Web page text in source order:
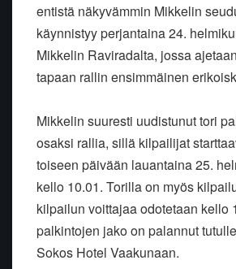
entistä näkyvämmin Mikkelin
käynnistyy perjantaina 24.
Mikkelin Raviradalta, jossa
tapaan rallin ensimmäinen
Mikkelin suuresti uudistunut tori
osaksi rallia, sillä kilpailijat
toiseen päivään lauantaina 25.
kello 10.01. Torilla on myös
kilpailun voittajaa odotetaan kello
palkintojen jako on palannut
Sokos Hotel Vaakunaan.